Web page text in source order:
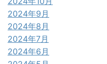
2024年9月
2024年8月
2024年7月
2024年6月